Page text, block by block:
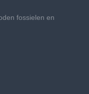
fossielen en